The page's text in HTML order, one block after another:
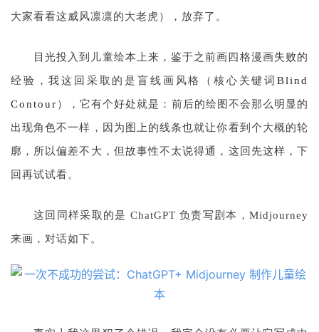
大家看看这威风凛凛的大老虎），放弃了。
目光投入到儿童绘本上来，鉴于之前画四格漫画失败的
经验，我这回采取的是盲线画风格（核心关键词 Blind
Contour ），它有个好处就是：前后的绘图不会那么明显的
出现角色不一样，因为图上的线条也就让你看到个大概的轮
廓，所以偏差不大，但故事性不太说得通，这回先这样，下
回再试试看。
这回同样采取的是 ChatGPT 负责写剧本，Midjourney
来画，对话如下。